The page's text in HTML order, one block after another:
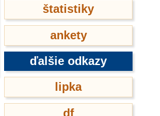
štatistiky
ankety
ďalšie odkazy
lipka
df